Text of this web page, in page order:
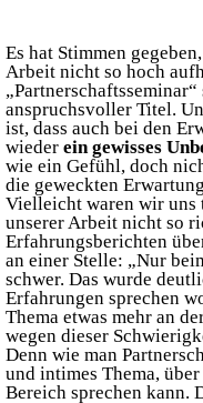
Es hat Stimmen
Arbeit nicht so hoch
anspruchsvoller Titel.
ist, dass auch bei den
wieder ein gewisses
wie ein Gefühl, doch
die geweckten
Vielleicht waren wir uns
unserer Arbeit nicht so
Erfahrungsberichten
an einer Stelle: „Nur
schwer. Das wurde
Erfahrungen sprechen
Thema etwas mehr an
wegen dieser
Denn wie man
und intimes Thema,
Bereich sprechen kann.